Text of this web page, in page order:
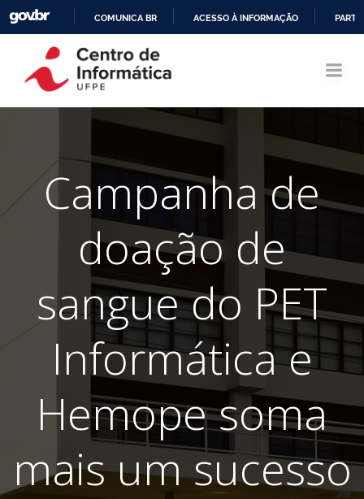
CONTEÚDO
COMUNICA BR ACESSO À INFORMAÇÃO
Campanha de
doação de
sangue do PET
Informática e
Hemope soma
mais um sucesso